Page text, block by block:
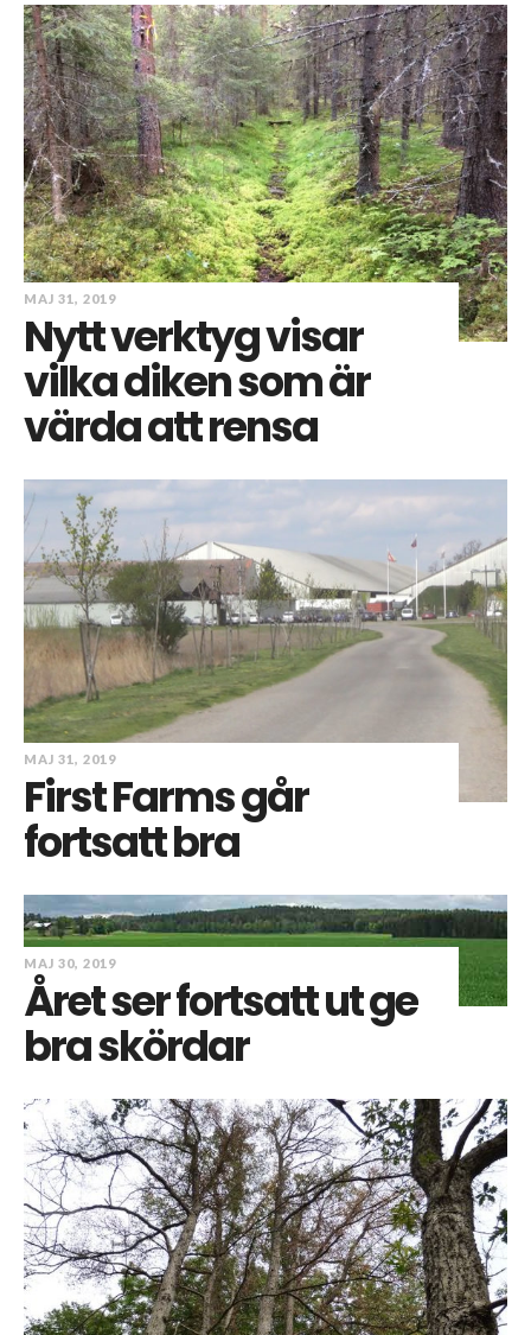
MAJ 31, 2019
Nytt verktyg visar
vilka diken som är
värda att rensa
MAJ 31, 2019
First Farms går
fortsatt bra
MAJ 30, 2019
Året ser fortsatt ut ge
bra skördar